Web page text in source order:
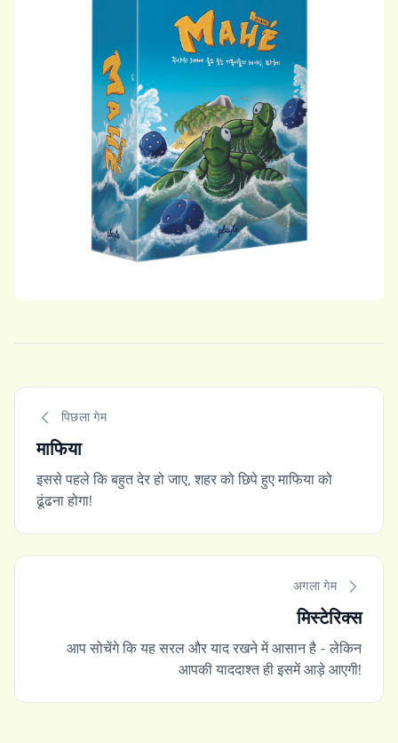
पिछला गेम
माफिया
इससे पहले कि बहुत देर हो जाए, शहर को छिपे हुए माफिया को
ढूंढना होगा!
अगला गेम
मिस्टेरिक्स
आप सोचेंगे कि यह सरल और याद रखने में आसान है - लेकिन
आपकी याददाश्त ही इसमें आड़े आएगी!